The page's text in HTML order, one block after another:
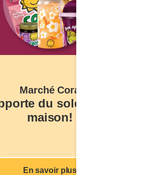
Marché Cora
du soleil à la
maison!
En savoir plus